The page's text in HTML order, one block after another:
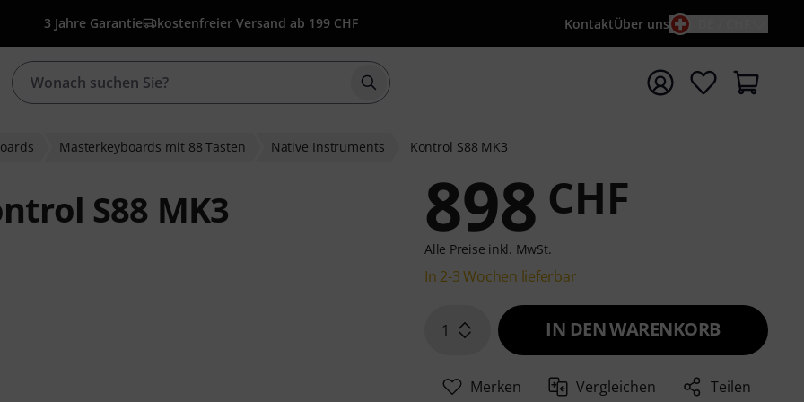
3 Jahre Garantie kostenfreier Versand ab 199 CHF KontaktÜber uns
Suche mit Suchwort {searchTerm} starten
Masterkeyboards mit 88 Tasten Native Instruments Kontrol S88 MK3
S88 MK3 898 CHF
Alle Preise inkl. MwSt.
In 2-3 Wochen lieferbar
1 IN DEN WARENKORB
Merken Vergleichen Teilen